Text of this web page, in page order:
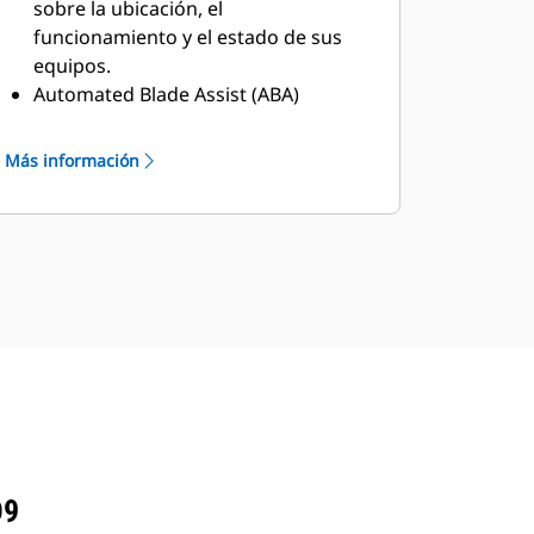
sobre la ubicación, el
funcionamiento y el estado de sus
equipos.
Automated Blade Assist (ABA)
vez que reduce la carga de trabajo
posiciones de ángulo de ataque de la
Más información